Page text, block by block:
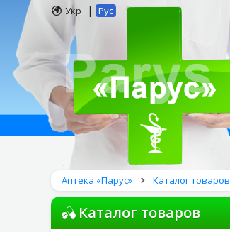
Укр | Рус
Аптека «Парус» Каталог товаров
Каталог товаров